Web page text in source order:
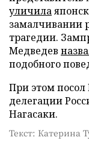
уличила
замалчивании
трагедии.
Медведев
подобного
При этом посол
делегации
Нагасаки.
Текст: Катерина